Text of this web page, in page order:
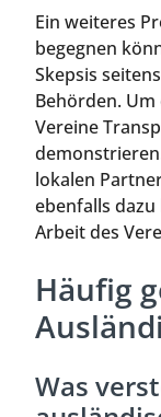
Ein weiteres
begegnen
Skepsis
Behörden.
Vereine
lokalen
ebenfalls
Arbeit des
Häufig
Was